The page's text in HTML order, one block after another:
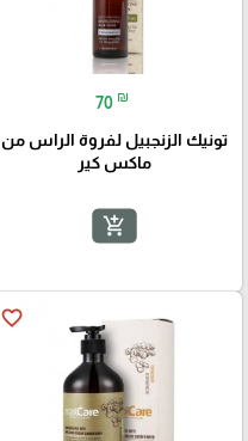
70 ₪
تونيك الزنجبيل لفروة الراس من
ماكس كير
add_shopping_cart
favorite_border